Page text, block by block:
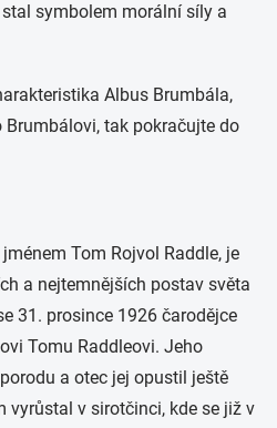
symbolem morální síly a
Albus Brumbála,
tak pokračujte do
Tom Rojvol Raddle, je
a nejtemnějších postav světa
31. prosince 1926 čarodějce
Tomu Raddleovi. Jeho
a otec jej opustil ještě
vyrůstal v sirotčinci, kde se již v